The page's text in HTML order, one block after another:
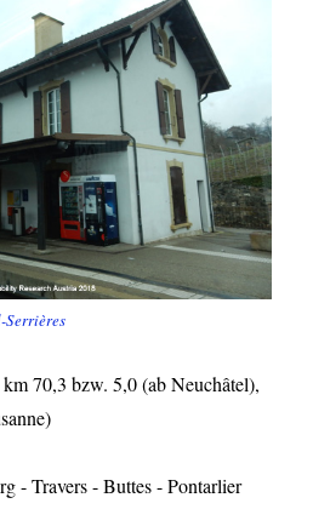
Serrières
70,3 bzw. 5,0 (ab Neuchâtel),